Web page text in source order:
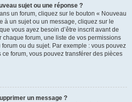
sujet ou une réponse ?
un forum, cliquez sur le bouton « Nouveau
à un sujet ou un message, cliquez sur le
vous ayez besoin d’être inscrit avant de
forum, une liste de vos permissions
ou du sujet. Par exemple : vous pouvez
forum, vous pouvez transférer des pièces
un message ?